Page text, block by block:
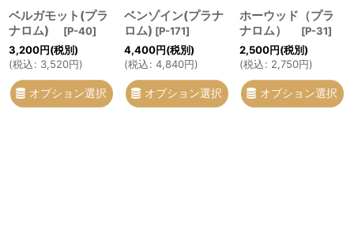
ベルガモット(プラ
ナロム)
[P-40]
3,200円(税別)
(税込: 3,520円)
オプション選択
ベンゾイン(プラナ
ロム) [P-171]
4,400円(税別)
(税込: 4,840円)
オプション選択
ホーウッド（プラ
ナロム）
[P-31]
2,500円(税別)
(税込: 2,750円)
オプション選択